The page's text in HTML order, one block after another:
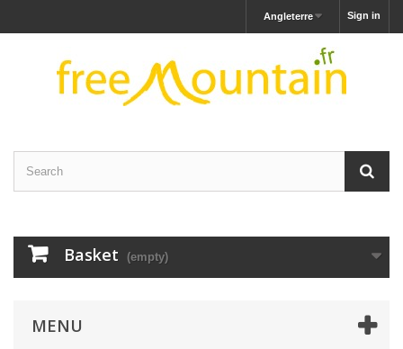
Sign in
Angleterre
Basket (empty)
MENU